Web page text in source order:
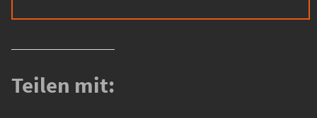
Teilen mit: